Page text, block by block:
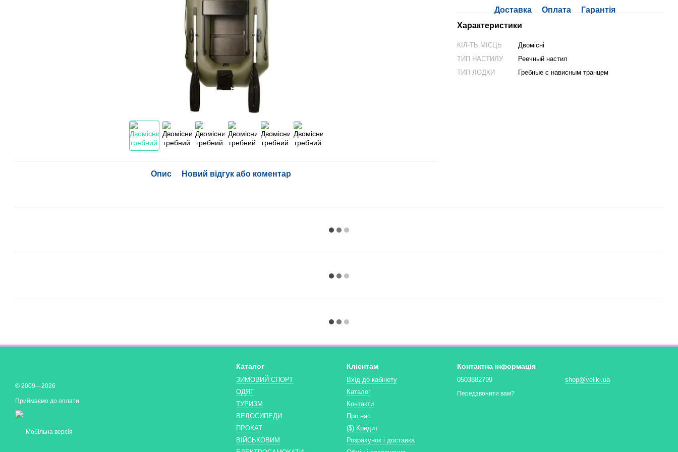
Опис Новий відгук або коментар
Доставка Оплата
Гарантія
Характеристики
КІЛ-ТЬ МІСЦЬ
Двомісні
ТИП НАСТИЛУ
Реечный настил
ТИП ЛОДКИ
Гребные с нависным транцем
© 2009—2026
Приймаємо до оплати
Мобільна версія
Каталог
ЗИМОВИЙ СПОРТ
ОДЯГ
ТУРИЗМ
ВЕЛОСИПЕДИ
ПРОКАТ
ВІЙСЬКОВИМ
Клієнтам
Вхід до кабінету
Каталог
Контакти
Про нас
($) Кредит
Розрахунок і доставка
Контактна інформація
0503882799
Передзвонити вам?
shop@veliki.ua